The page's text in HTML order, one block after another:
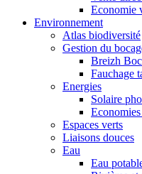
Economie
Environnement
Atlas biodiversité
Gestion du
Breizh
Fauchage
Energies
Solaire
Espaces verts
Liaisons douces
Eau
Eau